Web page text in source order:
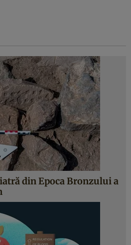
din Epoca Bronzului a